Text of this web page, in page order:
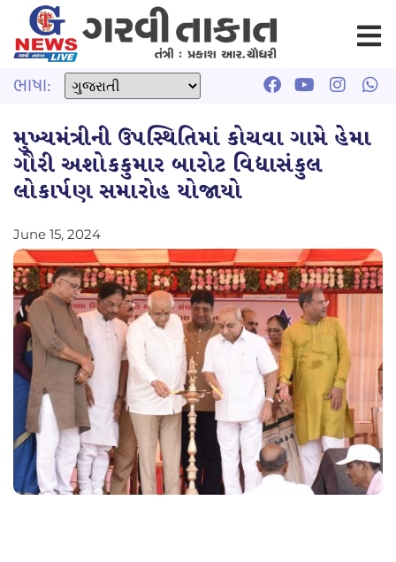
ભાષા:
મુખ્યમંત્રીની ઉપસ્થિતિમાં કોચવા ગામે હેમા
ગૌરી અશોકકુમાર બારોટ વિદ્યાસંકુલ
લોકાર્પણ સમારોહ યોજાયો
June 15, 2024